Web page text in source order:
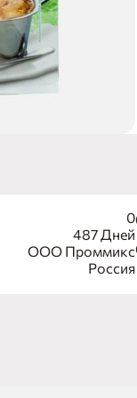
0
487 Дней
ООО Проммикс
Россия